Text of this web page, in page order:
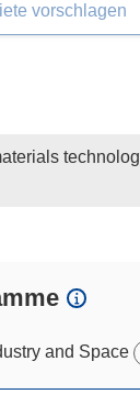
vorschlagen
and Space